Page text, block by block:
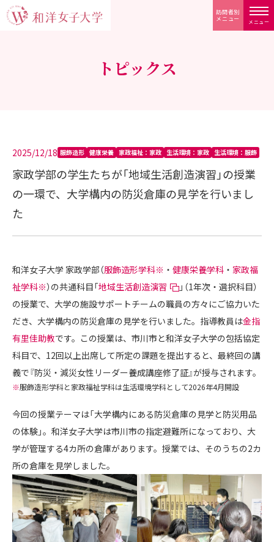
メニュー
訪問者別
メニュー
トピックス
2025/12/18 服飾造形 健康栄養 家政福祉：家政 生活環境：家政 生活環境：服飾
家政学部の学生たちが「地域生活創造演習」の授業
の一環で、大学構内の防災倉庫の見学を行いまし
た
和洋女子大学 家政学部（服飾造形学科※ ・ 健康栄養学科 ・ 家政福
祉学科※）の共通科目「地域生活創造演習
」（1年次・選択科目）
の授業で、大学の施設サポートチームの職員の方々にご協力いた
だき、大学構内の防災倉庫の見学を行いました。指導教員は金指
有里佳助教です。この授業は、市川市と和洋女子大学の包括協定
科目で、12回以上出席して所定の課題を提出すると、最終回の講
義で『防災・減災女性リーダー養成講座修了証』が授与されます。
※服飾造形学科と家政福祉学科は生活環境学科として2026年4月開設
今回の授業テーマは「大学構内にある防災倉庫の見学と防災用品
の体験」。和洋女子大学は市川市の指定避難所になっており、大
学が管理する4カ所の倉庫があります。授業では、そのうちの2カ
所の倉庫を見学しました。